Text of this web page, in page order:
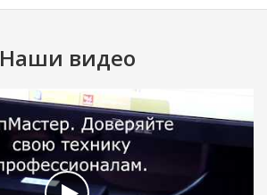
Наши видео